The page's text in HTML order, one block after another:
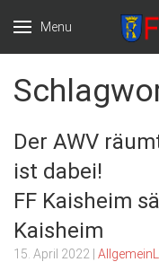
Menu
der
Der AWV
ist dabei!
FF Kaisheim
Kaisheim
15. April 2022 Allgemein